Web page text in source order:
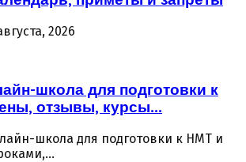
2026
школа для подготовки к
отзывы, курсы...
школа для подготовки к НМТ и